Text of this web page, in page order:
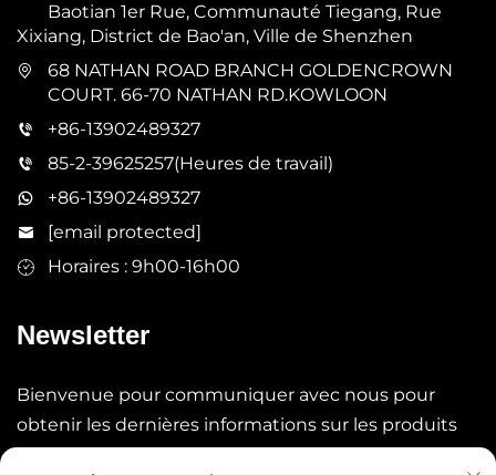
Baotian 1er Rue, Communauté Tiegang, Rue
Xixiang, District de Bao'an, Ville de Shenzhen
68 NATHAN ROAD BRANCH GOLDENCROWN
COURT. 66-70 NATHAN RD.KOWLOON
+86-13902489327
85-2-39625257(Heures de travail)
+86-13902489327
[email protected]
Horaires : 9h00-16h00
Newsletter
Bienvenue pour communiquer avec nous pour
obtenir les dernières informations sur les produits